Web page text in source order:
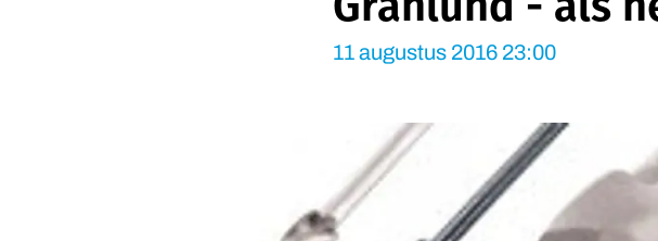
11 augustus 2016 23:00